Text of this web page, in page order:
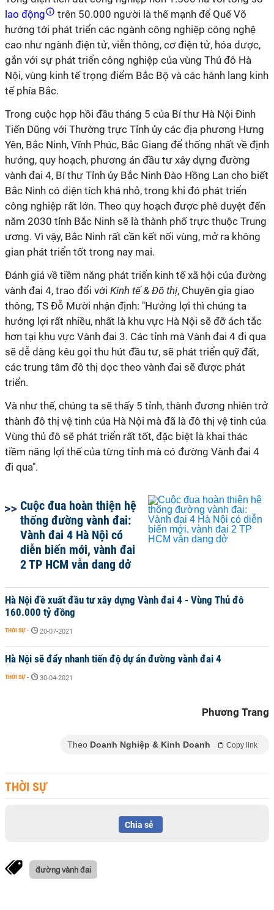
lao động
trên 50.000 người là thế mạnh để Quế Võ
hướng tới phát triển các ngành công nghiệp công nghệ
cao như ngành điện tử, viễn thông, cơ điện tử, hóa dược,
gắn với sự phát triển công nghiệp của vùng Thủ đô Hà
Nội, vùng kinh tế trọng điểm Bắc Bộ và các hành lang kinh
tế phía Bắc.
Trong cuộc họp hồi đầu tháng 5 của Bí thư Hà Nội Đinh
Tiến Dũng với Thường trực Tỉnh ủy các địa phương Hưng
Yên, Bắc Ninh, Vĩnh Phúc, Bắc Giang để thống nhất về định
hướng, quy hoạch, phương án đầu tư xây dựng đường
vành đai 4, Bí thư Tỉnh ủy Bắc Ninh Đào Hồng Lan cho biết
Bắc Ninh có diện tích khá nhỏ, trong khi đó phát triển
công nghiệp rất lớn. Theo quy hoạch được phê duyệt đến
năm 2030 tỉnh Bắc Ninh sẽ là thành phố trực thuộc Trung
ương. Vì vậy, Bắc Ninh rất cần kết nối vùng, mở ra không
gian phát triển tốt trong nay mai.
Đánh giá về tiềm năng phát triển kinh tế xã hội của đường
vành đai 4, trao đổi với Kinh tế & Đô thị, Chuyên gia giao
thông, TS Đỗ Mười nhận định: "Hưởng lợi thì chúng ta
hưởng lợi rất nhiều, nhất là khu vực Hà Nội sẽ đỡ ách tắc
hơn tại khu vực Vành đai 3. Các tỉnh mà Vành đai 4 đi qua
sẽ dễ dàng kêu gọi thu hút đầu tư, sẽ phát triển quỹ đất,
các trung tâm đô thị dọc theo vành đai sẽ được phát
triển.
Và như thế, chúng ta sẽ thấy 5 tỉnh, thành đương nhiên trở
thành đô thị vệ tinh của Hà Nội mà đã là đô thị vệ tinh của
Vùng thủ đô sẽ phát triển rất tốt, đặc biệt là khai thác
tiềm năng lợi thế của từng tỉnh mà có đường Vành đai 4
đi qua".
Cuộc đua hoàn thiện hệ
thống đường vành đai:
Vành đai 4 Hà Nội có
diễn biến mới, vành đai
2 TP HCM vẫn dang dở
Hà Nội đề xuất đầu tư xây dựng Vành đai 4 - Vùng Thủ đô
160.000 tỷ đồng
THỜI SỰ - 20-07-2021
Hà Nội sẽ đẩy nhanh tiến độ dự án đường vành đai 4
THỜI SỰ - 30-04-2021
Phương Trang
Theo Doanh Nghiệp & Kinh Doanh Copy link
THỜI SỰ
Chia sẻ
đường vành đai